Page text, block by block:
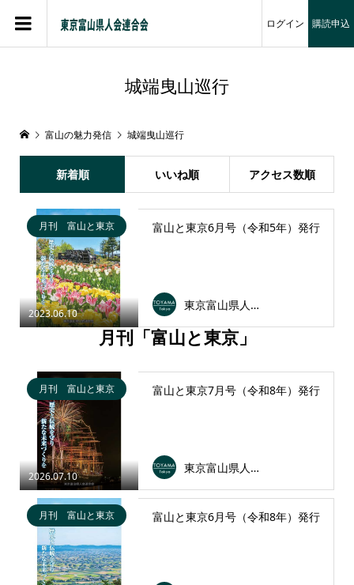
ログイン 購読申込
城端曳山巡行
富山の魅力発信 城端曳山巡行
新着順 いいね順 アクセス数順
2023.06.10
月刊 富山と東京 富山と東京6月号（令和5年）発行
東京富山県人会連合会
月刊「富山と東京」
2026.07.10
月刊 富山と東京 富山と東京7月号（令和8年）発行
東京富山県人会連合会
月刊 富山と東京 富山と東京6月号（令和8年）発行